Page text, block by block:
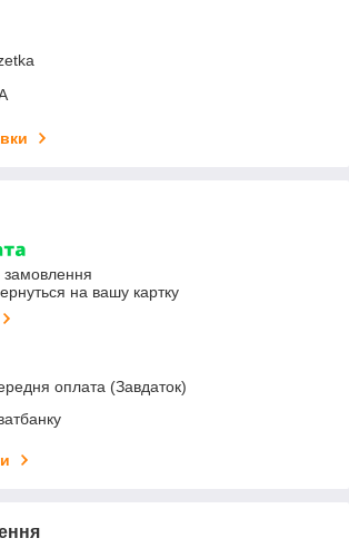
замовлення
на вашу картку
оплата (Завдаток)